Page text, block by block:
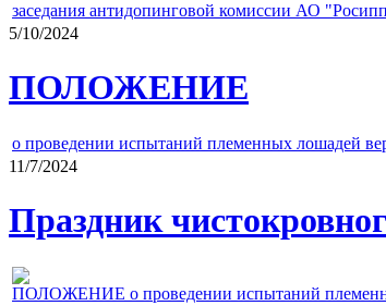
заседания антидопинговой комиссии АО
5/10/2024
ПОЛОЖЕНИЕ
о проведении испытаний племенных лошадей
11/7/2024
Праздник
ПОЛОЖЕНИЕ о проведении испытаний